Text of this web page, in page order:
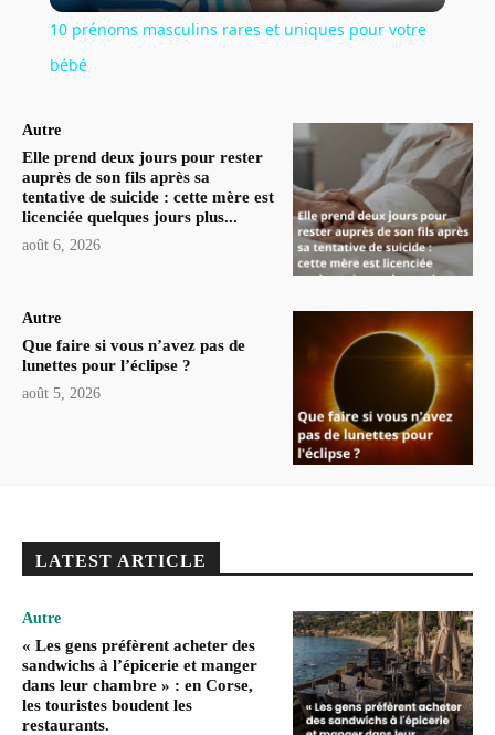
10 prénoms masculins rares et uniques pour votre
bébé
Autre
Elle prend deux jours pour rester
auprès de son fils après sa
tentative de suicide : cette mère est
licenciée quelques jours plus...
août 6, 2026
Autre
Que faire si vous n’avez pas de
lunettes pour l’éclipse ?
août 5, 2026
LATEST ARTICLE
Autre
« Les gens préfèrent acheter des
sandwichs à l’épicerie et manger
dans leur chambre » : en Corse,
les touristes boudent les
restaurants.